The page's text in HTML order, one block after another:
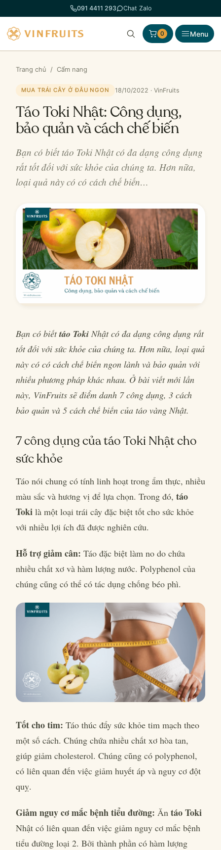
đến
phần
nội
dung
091 4411 293 Chat Zalo
0 Menu
Trang chủ / Cẩm nang
MUA TRÁI CÂY Ở ĐÂU NGON 18/10/2022 · VinFruits
Táo Toki Nhật: Công dụng,
bảo quản và cách chế biến
Bạn có biết táo Toki Nhật có đa dạng công dụng
rất tốt đối với sức khỏe của chúng ta. Hơn nữa,
loại quả này có có cách chế biến…
Bạn có biếttáo Toki Nhật có đa dạng công dụng rất
tốt đối với sức khỏe của chúng ta. Hơn nữa, loại quả
này có có cách chế biến ngon lành và bảo quản với
nhiều phương pháp khác nhau. Ở bài viết mới lần
này, VinFruits sẽ điểm danh 7 công dụng, 3 cách
bảo quản và 5 cách chế biến của táo vàng Nhật.
7 công dụng của táo Toki Nhật cho
sức khỏe
Táo nói chung có tính linh hoạt trong ẩm thực, nhiều
màu sắc và hương vị để lựa chọn. Trong đó, táo
Toki là một loại trái cây đặc biệt tốt cho sức khỏe
với nhiều lợi ích đã được nghiên cứu.
Hỗ trợ giảm cân: Táo đặc biệt làm no do chứa
nhiều chất xơ và hàm lượng nước. Polyphenol của
chúng cũng có thể có tác dụng chống béo phì.
Tốt cho tim: Táo thúc đẩy sức khỏe tim mạch theo
một số cách. Chúng chứa nhiều chất xơ hòa tan,
giúp giảm cholesterol. Chúng cũng có polyphenol,
có liên quan đến việc giảm huyết áp và nguy cơ đột
quỵ.
Giảm nguy cơ mắc bệnh tiểu đường: Ăn táo Toki
Nhật có liên quan đến việc giảm nguy cơ mắc bệnh
tiểu đường loại 2. Bởi thành phần có hàm lượng